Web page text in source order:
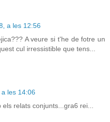
a les 12:56
A veure si t'he de fotre un
cul irressistible que tens...
les 14:06
relats conjunts...gra6 rei...